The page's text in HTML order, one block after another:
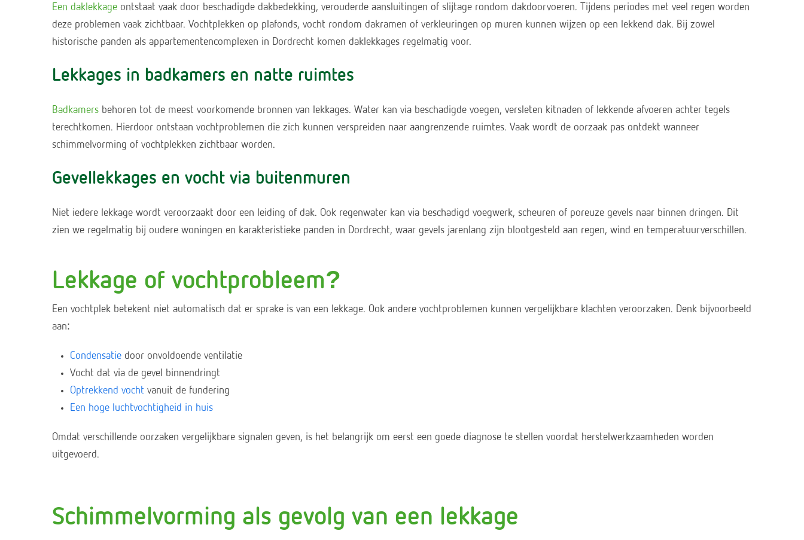
Een daklekkage ontstaat vaak door beschadigde dakbedekking, verouderde aansluitingen of slijtage rondom dakdoorvoeren. Tijdens periodes met veel regen worden
deze problemen vaak zichtbaar. Vochtplekken op plafonds, vocht rondom dakramen of verkleuringen op muren kunnen wijzen op een lekkend dak. Bij zowel
historische panden als appartementencomplexen in Dordrecht komen daklekkages regelmatig voor.
Lekkages in badkamers en natte ruimtes
Badkamers behoren tot de meest voorkomende bronnen van lekkages. Water kan via beschadigde voegen, versleten kitnaden of lekkende afvoeren achter tegels
terechtkomen. Hierdoor ontstaan vochtproblemen die zich kunnen verspreiden naar aangrenzende ruimtes. Vaak wordt de oorzaak pas ontdekt wanneer
schimmelvorming of vochtplekken zichtbaar worden.
Gevellekkages en vocht via buitenmuren
Niet iedere lekkage wordt veroorzaakt door een leiding of dak. Ook regenwater kan via beschadigd voegwerk, scheuren of poreuze gevels naar binnen dringen. Dit
zien we regelmatig bij oudere woningen en karakteristieke panden in Dordrecht, waar gevels jarenlang zijn blootgesteld aan regen, wind en temperatuurverschillen.
Lekkage of vochtprobleem?
Een vochtplek betekent niet automatisch dat er sprake is van een lekkage. Ook andere vochtproblemen kunnen vergelijkbare klachten veroorzaken. Denk bijvoorbeeld
aan:
Condensatie door onvoldoende ventilatie
Vocht dat via de gevel binnendringt
Optrekkend vocht vanuit de fundering
Een hoge luchtvochtigheid in huis
Omdat verschillende oorzaken vergelijkbare signalen geven, is het belangrijk om eerst een goede diagnose te stellen voordat herstelwerkzaamheden worden
uitgevoerd.
Schimmelvorming als gevolg van een lekkage